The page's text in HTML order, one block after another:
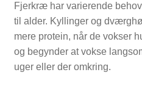
Fjerkræ har varierende
til alder. Kyllinger og
mere protein, når de vokser
og begynder at vokse
uger eller der omkring.